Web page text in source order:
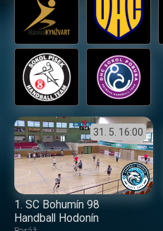
31. 5. 16:00
1. SC Bohumín 98
Handball Hodonín